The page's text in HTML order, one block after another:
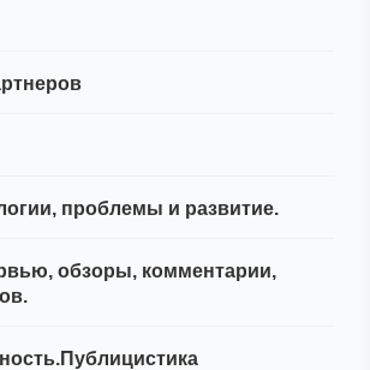
проблемы и развитие.
обзоры, комментарии,